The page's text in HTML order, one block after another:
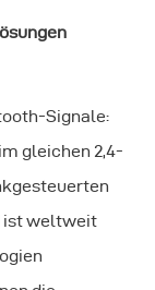
Signale:
gleichen 2,4-
ist weltweit